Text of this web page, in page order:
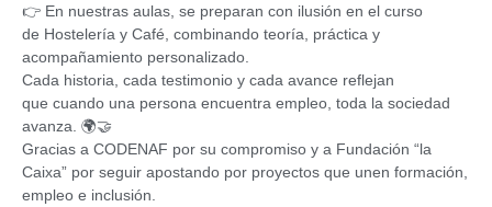
👉 En nuestras aulas, se preparan con ilusión en el curso
de Hostelería y Café , combinando teoría, práctica y
acompañamiento personalizado.
Cada historia, cada testimonio y cada avance reflejan
que cuando una persona encuentra empleo, toda la sociedad
avanza . 🌍🤝
Gracias a CODENAF por su compromiso y a Fundación “la
Caixa” por seguir apostando por proyectos que unen formación,
empleo e inclusión.